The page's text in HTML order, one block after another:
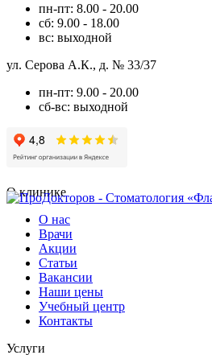
пн-пт: 8.00 - 20.00
сб: 9.00 - 18.00
вс: выходной
ул. Серова А.К., д. № 33/37
пн-пт: 9.00 - 20.00
сб-вс: выходной
О клинике
О нас
Врачи
Акции
Статьи
Вакансии
Наши цены
Учебный центр
Контакты
Услуги